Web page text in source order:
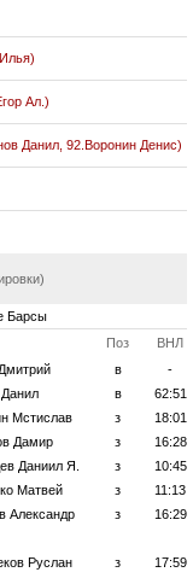
Ал.)
Данил, 92.Воронин Денис)
Барсы
Поз
ВНЛ
в
-
в
62:51
Мстислав з
18:01
Дамир з
16:28
Даниил Я. з
10:45
Матвей з
11:13
Александр
з 16:29
Руслан з
17:59